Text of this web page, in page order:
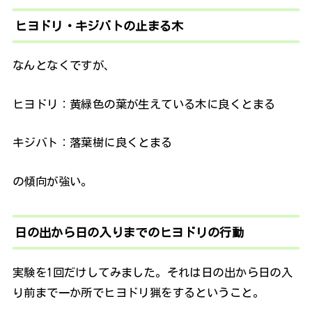
ヒヨドリ・キジバトの止まる木
なんとなくですが、
ヒヨドリ：黄緑色の葉が生えている木に良くとまる
キジバト：落葉樹に良くとまる
の傾向が強い。
日の出から日の入りまでのヒヨドリの行動
実験を1回だけしてみました。それは日の出から日の入
り前まで一か所でヒヨドリ猟をするということ。